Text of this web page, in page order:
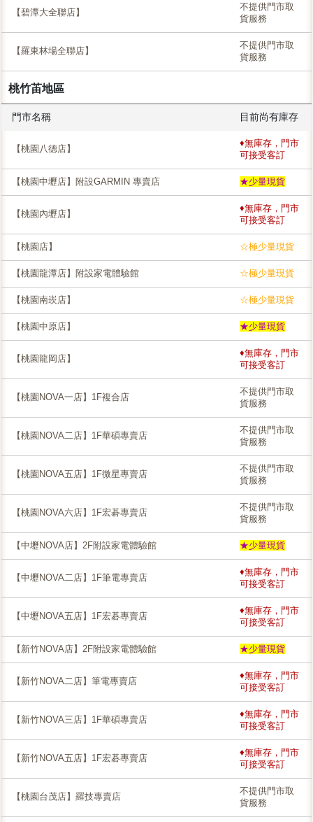
【碧潭大全聯店】
不提供門市取
貨服務
【羅東林場全聯店】
不提供門市取
貨服務
桃竹苖地區
門市名稱 目前尚有庫存
【桃園八德店】
♦無庫存，門市
可接受客訂
【桃園中壢店】附設GARMIN 專賣店 ★少量現貨
【桃園內壢店】
♦無庫存，門市
可接受客訂
【桃園店】 ☆極少量現貨
【桃園龍潭店】附設家電體驗館 ☆極少量現貨
【桃園南崁店】 ☆極少量現貨
【桃園中原店】 ★少量現貨
【桃園龍岡店】
♦無庫存，門市
可接受客訂
【桃園NOVA一店】1F複合店
不提供門市取
貨服務
【桃園NOVA二店】1F華碩專賣店
不提供門市取
貨服務
【桃園NOVA五店】1F微星專賣店
不提供門市取
貨服務
【桃園NOVA六店】1F宏碁專賣店
不提供門市取
貨服務
【中壢NOVA店】2F附設家電體驗館 ★少量現貨
【中壢NOVA二店】1F筆電專賣店
♦無庫存，門市
可接受客訂
【中壢NOVA五店】1F宏碁專賣店
♦無庫存，門市
可接受客訂
【新竹NOVA店】2F附設家電體驗館 ★少量現貨
【新竹NOVA二店】筆電專賣店
♦無庫存，門市
可接受客訂
【新竹NOVA三店】1F華碩專賣店
♦無庫存，門市
可接受客訂
【新竹NOVA五店】1F宏碁專賣店
♦無庫存，門市
可接受客訂
【桃園台茂店】羅技專賣店
不提供門市取
貨服務